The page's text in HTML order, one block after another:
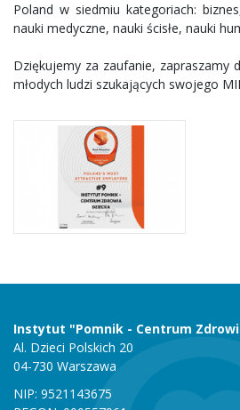
Poland w siedmiu kategoriach:
nauki medyczne, nauki ścisłe, nauki
Dziękujemy za zaufanie, zapraszamy
młodych ludzi szukających swojego
Instytut "Pomnik - Centrum
Al. Dzieci Polskich 20
04-730 Warszawa
NIP: 9521143675